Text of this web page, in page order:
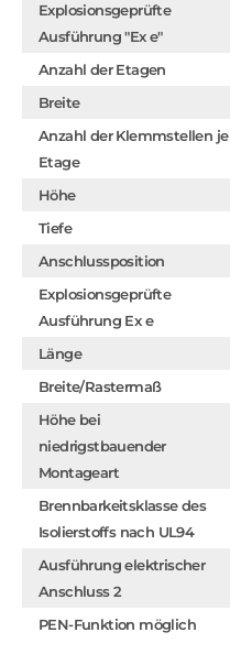
Explosionsgeprüfte
Ausführung "Ex e"
Anzahl der Etagen
Breite
Anzahl der Klemmstellen je
Etage
Höhe
Tiefe
Anschlussposition
Explosionsgeprüfte
Ausführung Ex e
Länge
Breite/Rastermaß
Höhe bei
niedrigstbauender
Montageart
Brennbarkeitsklasse des
Isolierstoffs nach UL94
Ausführung elektrischer
Anschluss 2
PEN-Funktion möglich